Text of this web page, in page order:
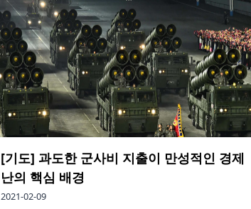
[기도] 과도한 군사비 지출이 만성적인 경제
난의 핵심 배경
2021-02-09